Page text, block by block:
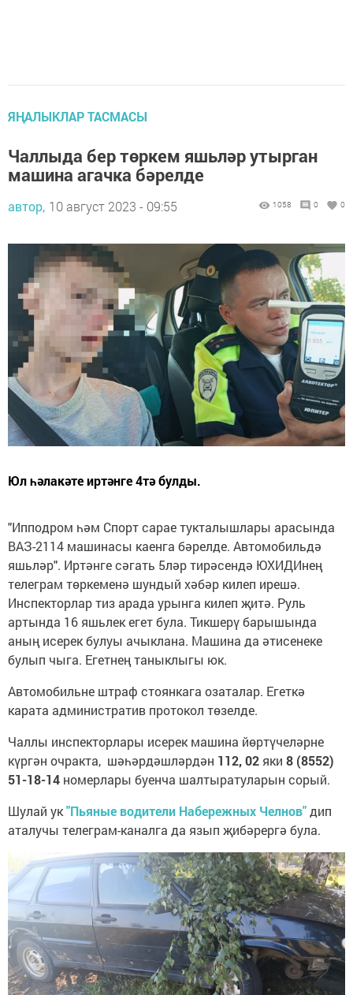
ЯҢАЛЫКЛАР ТАСМАСЫ
Чаллыда бер төркем яшьләр утырган
машина агачка бәрелде
автор, 10 август 2023 - 09:55 1058 0 0
Юл һәлакәте иртәнге 4тә булды.
"Ипподром һәм Спорт сарае тукталышлары арасында
ВАЗ-2114 машинасы каенга бәрелде. Автомобильдә
яшьләр". Иртәнге сәгать 5ләр тирәсендә ЮХИДИнең
телеграм төркеменә шундый хәбәр килеп ирешә.
Инспекторлар тиз арада урынга килеп җитә. Руль
артында 16 яшьлек егет була. Тикшерү барышында
аның исерек булуы ачыклана. Машина да әтисенеке
булып чыга. Егетнең таныклыгы юк.
Автомобильне штраф стоянкага озаталар. Егеткә
карата административ протокол төзелде.
Чаллы инспекторлары исерек машина йөртүчеләрне
күргән очракта, шәһәрдәшләрдән 112, 02 яки 8 (8552)
51-18-14 номерлары буенча шалтыратуларын сорый.
Шулай ук"Пьяные водители Набережных Челнов"дип
аталучы телеграм-каналга да язып җибәрергә була.